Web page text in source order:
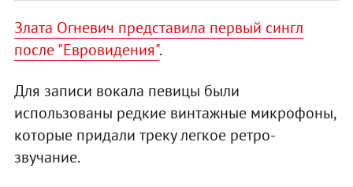
Злата Огневич представила первый сингл
после "Евровидения".
Для записи вокала певицы были
использованы редкие винтажные микрофоны,
которые придали треку легкое ретро-
звучание.